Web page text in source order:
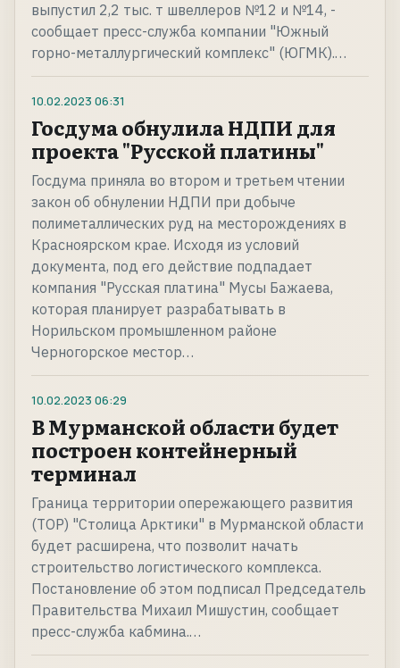
выпустил 2,2 тыс. т швеллеров №12 и №14, -
сообщает пресс-служба компании "Южный
горно-металлургический комплекс" (ЮГМК).…
10.02.2023 06:31
Госдума обнулила НДПИ для
проекта "Русской платины"
Госдума приняла во втором и третьем чтении
закон об обнулении НДПИ при добыче
полиметаллических руд на месторождениях в
Красноярском крае. Исходя из условий
документа, под его действие подпадает
компания "Русская платина" Мусы Бажаева,
которая планирует разрабатывать в
Норильском промышленном районе
Черногорское местор…
10.02.2023 06:29
В Мурманской области будет
построен контейнерный
терминал
Граница территории опережающего развития
(ТОР) "Столица Арктики" в Мурманской области
будет расширена, что позволит начать
строительство логистического комплекса.
Постановление об этом подписал Председатель
Правительства Михаил Мишустин, сообщает
пресс-служба кабмина.…